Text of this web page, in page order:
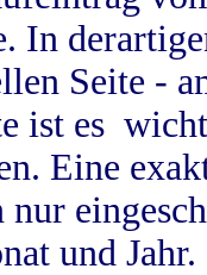
In
Seite -
ist es
Eine
nur
und Jahr.